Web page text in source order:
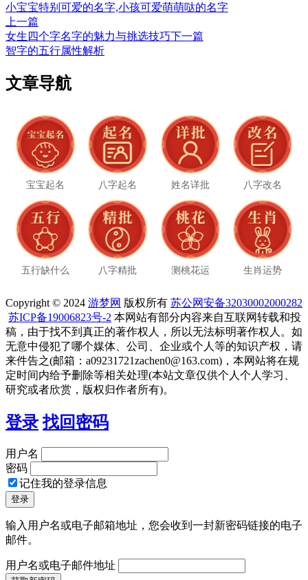
小宝宝特别可爱的名字,小孩可爱萌萌哒的名字
上一篇
女生四个字名字的魅力与挑选技巧下一篇
智字的五行属性解析
文章导航
宝宝起名 八字起名 姓名详批 八字改名
五行缺什么 八字精批 测桃花运 生肖运势
Copyright © 2024 游梦网 版权所有 苏公网安备32030002000282
苏ICP备19006823号-2 本网站有部分内容来自互联网转载和投
稿，由于找不到真正的著作权人，所以无法标明著作权人。如
无意中侵犯了哪个媒体、公司、企业或个人等的知识产权，请
来件告之(邮箱：a09231721zachen0@163.com)，本网站将在规
定时间内给予删除等相关处理(本站文章仅供个人个人学习、
研究或者欣赏，版权归作者所有)。
登录 找回密码
用户名
密码
记住我的登录信息
输入用户名或电子邮箱地址，您会收到一封新密码链接的电子
邮件。
用户名或电子邮件地址